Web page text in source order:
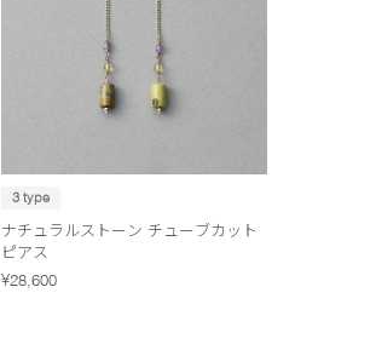
3 type
ナチュラルストーン チューブカット
ピアス
¥28,600